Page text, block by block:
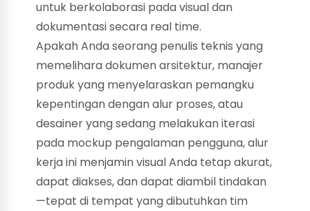
untuk berkolaborasi pada visual dan
dokumentasi secara real time.
Apakah Anda seorang penulis teknis yang
memelihara dokumen arsitektur, manajer
produk yang menyelaraskan pemangku
kepentingan dengan alur proses, atau
desainer yang sedang melakukan iterasi
pada mockup pengalaman pengguna, alur
kerja ini menjamin visual Anda tetap akurat,
dapat diakses, dan dapat diambil tindakan
—tepat di tempat yang dibutuhkan tim